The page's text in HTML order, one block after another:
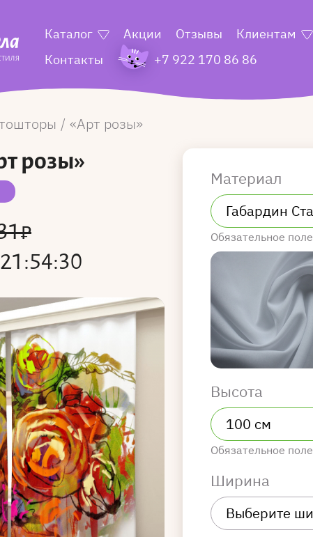
Каталог Акции Отзывы Клиентам
Контакты
+7 922 170 86 86
Арт розы
розы»
₽
21:54:30
Материал
Обязательное поле
Высота
Обязательное поле
Ширина